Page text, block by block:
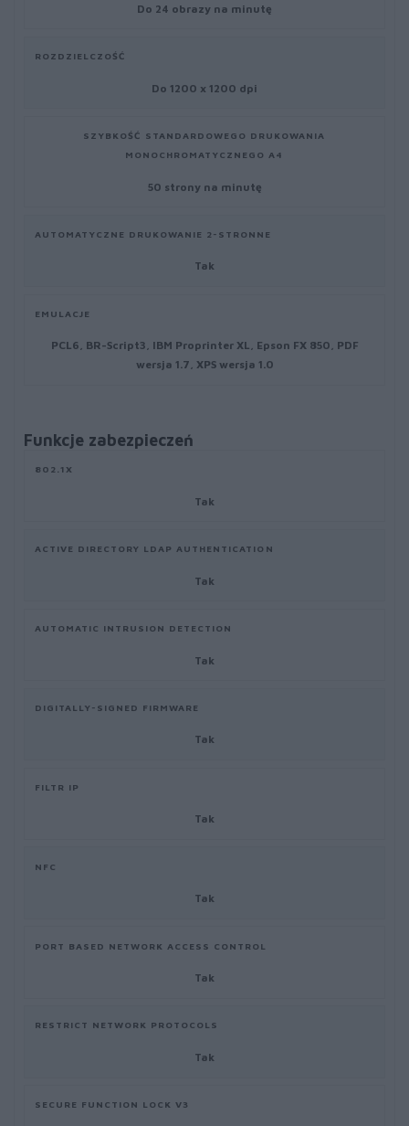
Do 24 obrazy na minutę
ROZDZIELCZOŚĆ
Do 1200 x 1200 dpi
SZYBKOŚĆ STANDARDOWEGO DRUKOWANIA
MONOCHROMATYCZNEGO A4
50 strony na minutę
AUTOMATYCZNE DRUKOWANIE 2-STRONNE
Tak
EMULACJE
PCL6, BR-Script3, IBM Proprinter XL, Epson FX 850, PDF
wersja 1.7, XPS wersja 1.0
Funkcje zabezpieczeń
802.1X
Tak
ACTIVE DIRECTORY LDAP AUTHENTICATION
Tak
AUTOMATIC INTRUSION DETECTION
Tak
DIGITALLY-SIGNED FIRMWARE
Tak
FILTR IP
Tak
NFC
Tak
PORT BASED NETWORK ACCESS CONTROL
Tak
RESTRICT NETWORK PROTOCOLS
Tak
SECURE FUNCTION LOCK V3